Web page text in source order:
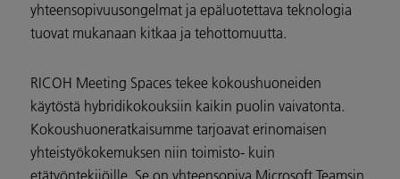
yhteensopivuusongelmat ja epäluotettava teknologia
tuovat mukanaan kitkaa ja tehottomuutta.
RICOH Meeting Spaces tekee kokoushuoneiden
käytöstä hybridikokouksiin kaikin puolin vaivatonta.
Kokoushuoneratkaisumme tarjoavat erinomaisen
yhteistyökokemuksen niin toimisto- kuin